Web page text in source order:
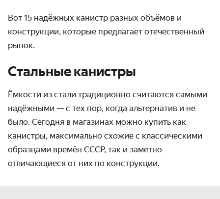
Вот 15 надёжных канистр разных объёмов и
конструкции, которые предлагает отечественный
рынок.
Стальные канистры
Ёмкости из стали традиционно считаются самыми
надёжными — с тех пор, когда альтернатив и не
было. Сегодня в магазинах можно купить как
канистры, максимально схожие с классическими
образцами времён СССР, так и заметно
отличающиеся от них по конструкции.